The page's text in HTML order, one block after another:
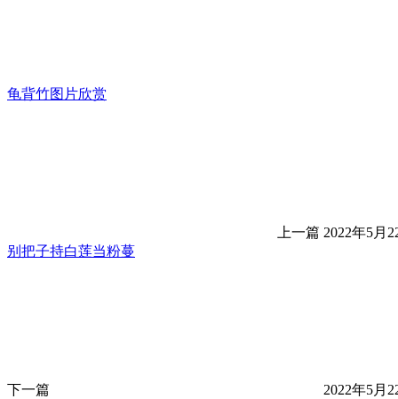
龟背竹图片欣赏
上一篇 2022年5月
别把子持白莲当粉蔓
下一篇 2022年5月